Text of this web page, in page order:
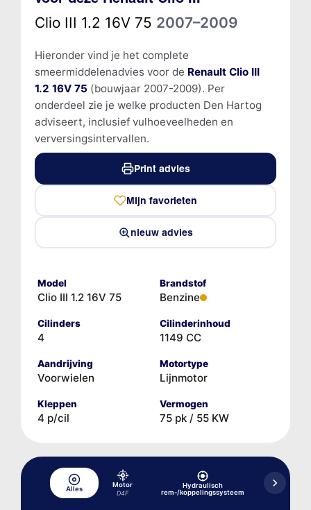
Clio III 1.2 16V 75 2007–2009
Hieronder vind je het complete
smeermiddelenadvies voor de Renault Clio III
1.2 16V 75 (bouwjaar 2007-2009). Per
onderdeel zie je welke producten Den Hartog
adviseert, inclusief vulhoeveelheden en
verversingsintervallen.
Print advies
Mijn favorieten
nieuw advies
Model
Clio III 1.2 16V 75
Brandstof
Benzine
Cilinders
4
Cilinderinhoud
1149 CC
Aandrijving
Voorwielen
Motortype
Lijnmotor
Kleppen
4 p/cil
Vermogen
75 pk / 55 KW
Alles
Motor
D4F
Hydraulisch
rem-/koppelingssysteem